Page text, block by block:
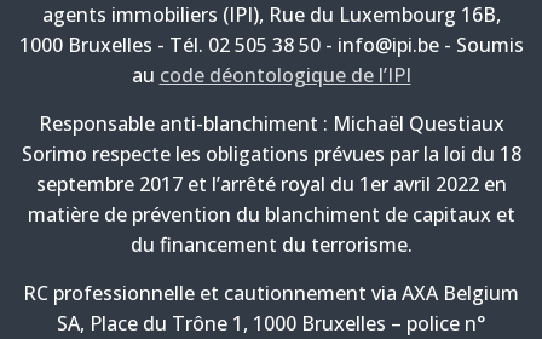
agents immobiliers (IPI), Rue du Luxembourg 16B,
1000 Bruxelles - Tél. 02 505 38 50 - info@ipi.be - Soumis
au code déontologique de l’IPI
Responsable anti-blanchiment : Michaël Questiaux
Sorimo respecte les obligations prévues par la loi du 18
septembre 2017 et l’arrêté royal du 1er avril 2022 en
matière de prévention du blanchiment de capitaux et
du financement du terrorisme.
RC professionnelle et cautionnement via AXA Belgium
SA, Place du Trône 1, 1000 Bruxelles – police n°